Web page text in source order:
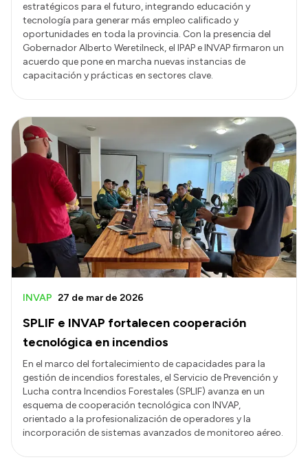
estratégicos para el futuro, integrando educación y
tecnología para generar más empleo calificado y
oportunidades en toda la provincia. Con la presencia del
Gobernador Alberto Weretilneck, el IPAP e INVAP firmaron un
acuerdo que pone en marcha nuevas instancias de
capacitación y prácticas en sectores clave.
SPLIF e INVAP fortalecen cooperación
tecnológica en incendios
INVAP 27 de mar de 2026
En el marco del fortalecimiento de capacidades para la
gestión de incendios forestales, el Servicio de Prevención y
Lucha contra Incendios Forestales (SPLIF) avanza en un
esquema de cooperación tecnológica con INVAP,
orientado a la profesionalización de operadores y la
incorporación de sistemas avanzados de monitoreo aéreo.